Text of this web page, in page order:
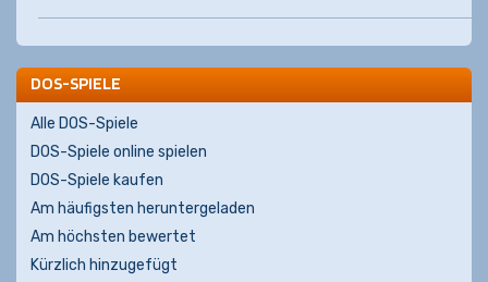
DOS-SPIELE
Alle DOS-Spiele
DOS-Spiele online spielen
DOS-Spiele kaufen
Am häufigsten heruntergeladen
Am höchsten bewertet
Kürzlich hinzugefügt